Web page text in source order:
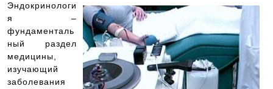
Эндокринологи
я –
фундаменталь
ный раздел
медицины,
изучающий
заболевания